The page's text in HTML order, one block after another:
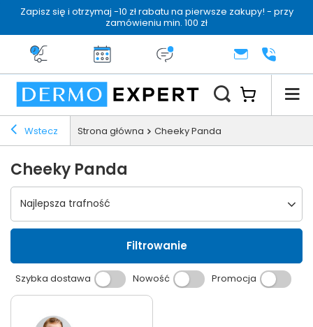
Zapisz się i otrzymaj -10 zł rabatu na pierwsze zakupy! - przy
zamówieniu min. 100 zł
Darmowa dostawa od 199 zł
14 dni na zwrotDermo konsultacjaKONTAKT+48 222
Wstecz Strona główna Cheeky Panda
Cheeky Panda
Wybierz sortowanie
Najlepsza trafność
Filtrowanie
Szybka dostawa Nowość Promocja